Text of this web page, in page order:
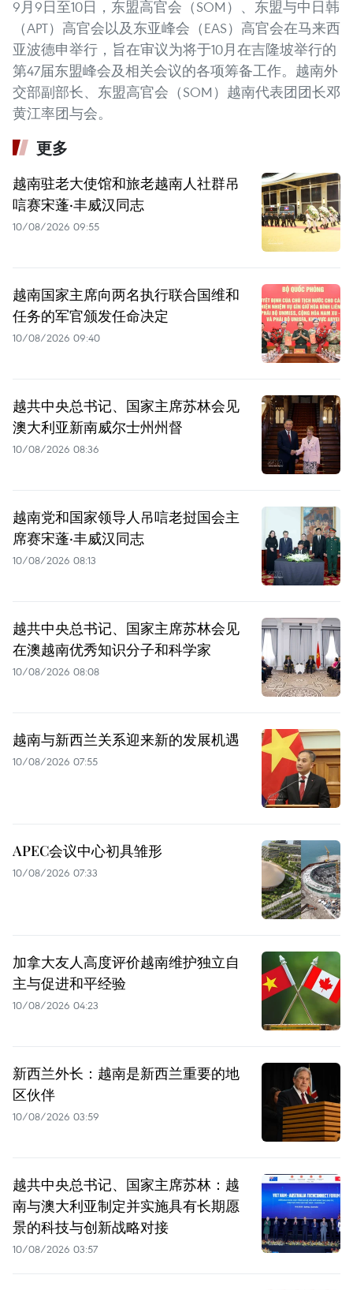
9月9日至10日，东盟高官会（SOM）、东盟与中日韩
（APT）高官会以及东亚峰会（EAS）高官会在马来西
亚波德申举行，旨在审议为将于10月在吉隆坡举行的
第47届东盟峰会及相关会议的各项筹备工作。越南外
交部副部长、东盟高官会（SOM）越南代表团团长邓
黄江率团与会。
更多
越南驻老大使馆和旅老越南人社群吊
唁赛宋蓬·丰威汉同志
10/08/2026 09:55
越南国家主席向两名执行联合国维和
任务的军官颁发任命决定
10/08/2026 09:40
越共中央总书记、国家主席苏林会见
澳大利亚新南威尔士州州督
10/08/2026 08:36
越南党和国家领导人吊唁老挝国会主
席赛宋蓬·丰威汉同志
10/08/2026 08:13
越共中央总书记、国家主席苏林会见
在澳越南优秀知识分子和科学家
10/08/2026 08:08
越南与新西兰关系迎来新的发展机遇
10/08/2026 07:55
APEC会议中心初具雏形
10/08/2026 07:33
加拿大友人高度评价越南维护独立自
主与促进和平经验
10/08/2026 04:23
新西兰外长：越南是新西兰重要的地
区伙伴
10/08/2026 03:59
越共中央总书记、国家主席苏林：越
南与澳大利亚制定并实施具有长期愿
景的科技与创新战略对接
10/08/2026 03:57